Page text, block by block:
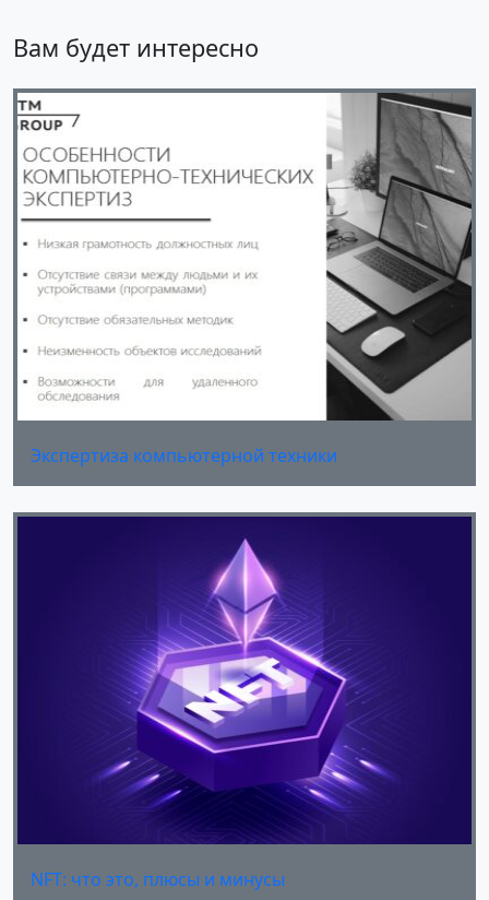
Вам будет интересно
Экспертиза компьютерной техники
NFT: что это, плюсы и минусы